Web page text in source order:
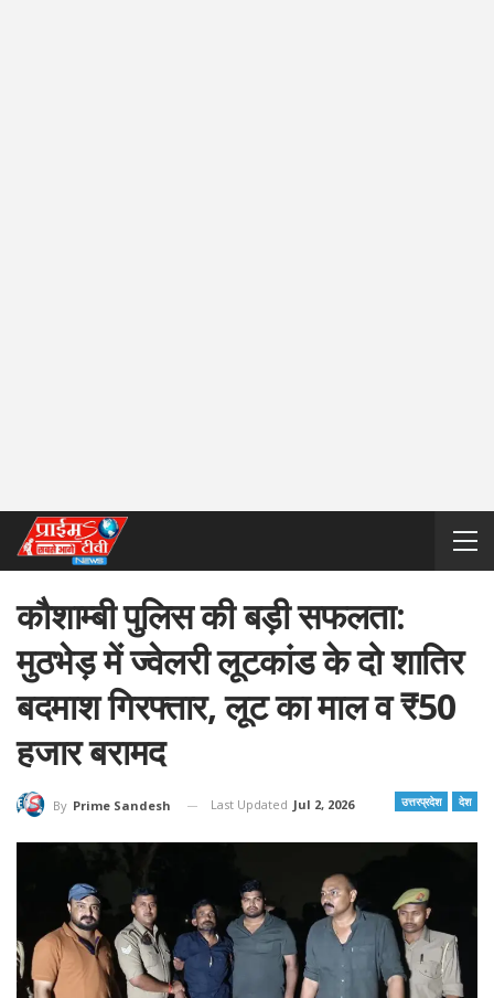
कौशाम्बी पुलिस की बड़ी सफलता:
मुठभेड़ में ज्वेलरी लूटकांड के दो शातिर
बदमाश गिरफ्तार, लूट का माल व ₹50
हजार बरामद
उत्तरप्रदेश देश
By Prime Sandesh Last Updated Jul 2, 2026